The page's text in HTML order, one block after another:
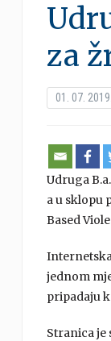
za
01. 07. 2019.
Udruga
a u sklopu
Based
jednom
pripadaju
Stranica je